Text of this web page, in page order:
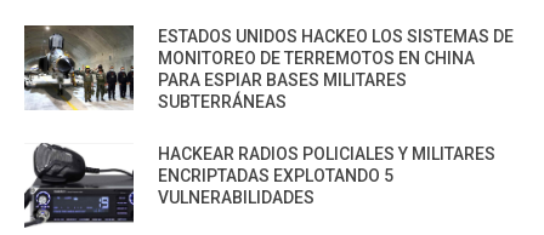
ESTADOS UNIDOS HACKEO LOS SISTEMAS DE
MONITOREO DE TERREMOTOS EN CHINA
PARA ESPIAR BASES MILITARES
SUBTERRÁNEAS
HACKEAR RADIOS POLICIALES Y MILITARES
ENCRIPTADAS EXPLOTANDO 5
VULNERABILIDADES